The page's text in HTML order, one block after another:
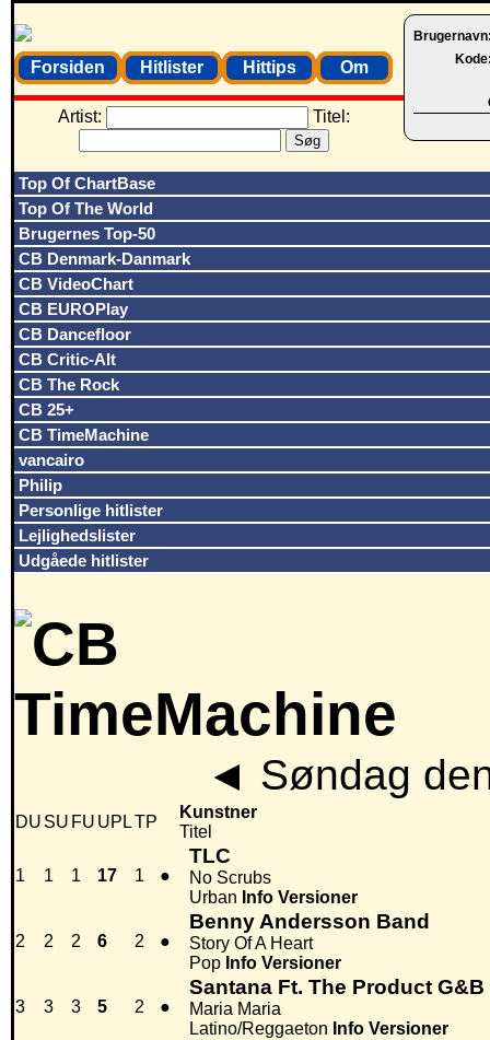
Forsiden Hitlister Hittips Om
Artist: Titel:
Top Of ChartBase
Top Of The World
Brugernes Top-50
CB Denmark-Danmark
CB VideoChart
CB EUROPlay
CB Dancefloor
CB Critic-Alt
CB The Rock
CB 25+
CB TimeMachine
vancairo
Philip
Personlige hitlister
Lejlighedslister
Udgåede hitlister
◄ Søndag
DU SU FU UPLTP
Kunstner
Titel
1 1 1 17 1 ●
TLC
No Scrubs
Urban Info Versioner
2 2 2 6 2 ●
Benny Andersson Band
Story Of A Heart
Pop Info Versioner
3 3 3 5 2 ●
Santana Ft. The Product G&B
Maria Maria
Latino/Reggaeton Info Versioner